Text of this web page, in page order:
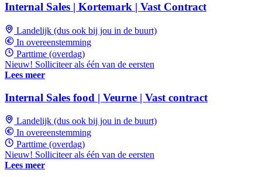
Internal Sales | Kortemark | Vast Contract
Landelijk (dus ook bij jou in de buurt)
In overeenstemming
Parttime (overdag)
Nieuw! Solliciteer als één van de eersten
Lees meer
Internal Sales food | Veurne | Vast contract
Landelijk (dus ook bij jou in de buurt)
In overeenstemming
Parttime (overdag)
Nieuw! Solliciteer als één van de eersten
Lees meer